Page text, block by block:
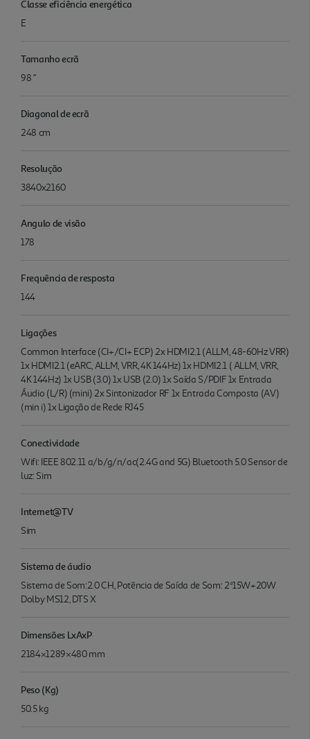
Classe eficiência energética
E
Tamanho ecrã
98 "
Diagonal de ecrã
248 cm
Resolução
3840x2160
Angulo de visão
178
Frequência de resposta
144
Ligações
Common Interface (CI+/CI+ ECP) 2x HDMI2.1 (ALLM, 48-60Hz VRR)
1x HDMI2.1 (eARC, ALLM, VRR, 4K 144Hz) 1x HDMI2.1 ( ALLM, VRR,
4K 144Hz) 1x USB (3.0) 1x USB (2.0) 1x Saída S/PDIF 1x Entrada
Áudio (L/R) (mini) 2x Sintonizador RF 1x Entrada Composta (AV)
(min i) 1x Ligação de Rede RJ45
Conectividade
Wifi: IEEE 802.11 a/b/g/n/ac(2.4G and 5G) Bluetooth 5.0 Sensor de
luz: Sim
Internet@TV
Sim
Sistema de áudio
Sistema de Som:2.0 CH, Potência de Saída de Som: 2*15W+20W
Dolby MS12, DTS X
Dimensões LxAxP
2184×1289×480 mm
Peso (Kg)
50.5 kg